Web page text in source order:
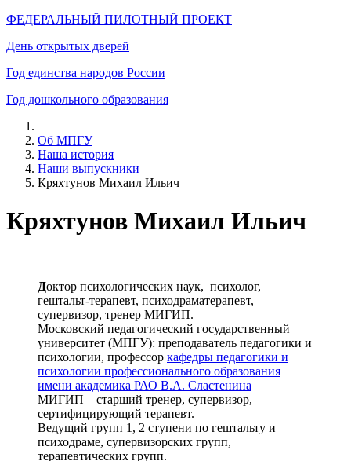
ФЕДЕРАЛЬНЫЙ ПИЛОТНЫЙ ПРОЕКТ
День открытых дверей
Год единства народов России
Год дошкольного образования
Об МПГУ
Наша история
Наши выпускники
Кряхтунов Михаил Ильич
Кряхтунов Михаил Ильич
Доктор психологических наук, психолог,
гештальт-терапевт, психодраматерапевт,
супервизор, тренер МИГИП.
Московский педагогический государственный
университет (МПГУ): преподаватель педагогики и
психологии, профессор кафедры педагогики и
психологии профессионального образования
имени академика РАО В.А. Сластенина
МИГИП – старший тренер, супервизор,
сертифицирующий терапевт.
Ведущий групп 1, 2 ступени по гештальту и
психодраме, супервизорских групп,
терапевтических групп.